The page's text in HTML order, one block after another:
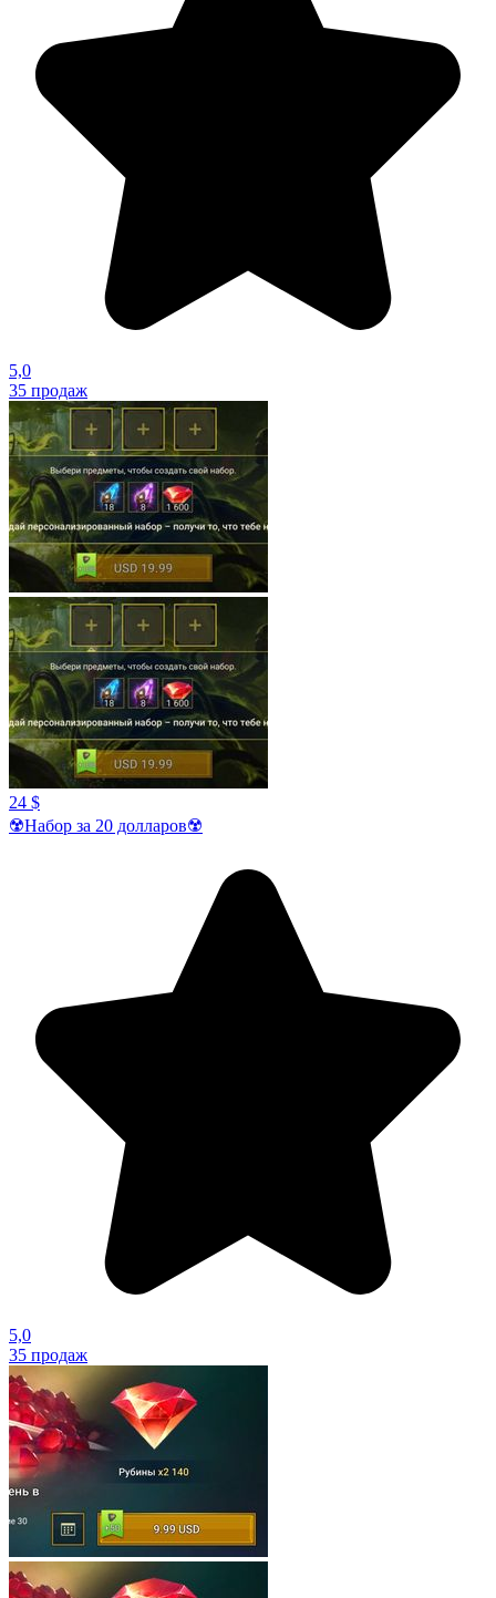
5,0
35 продаж
24 $
☢️Набор за 20 долларов☢️
5,0
35 продаж